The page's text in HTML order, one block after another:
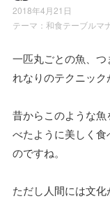
2018年4月21日
テーマ： 和食テーブルマ
一匹丸ごとの魚、
れなりのテクニック
昔からこのような
べたように美しく
のですね。
ただし人間には文化